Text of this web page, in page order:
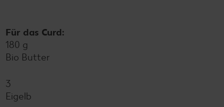
Für das Curd:
180 g
Bio Butter
3
Eigelb